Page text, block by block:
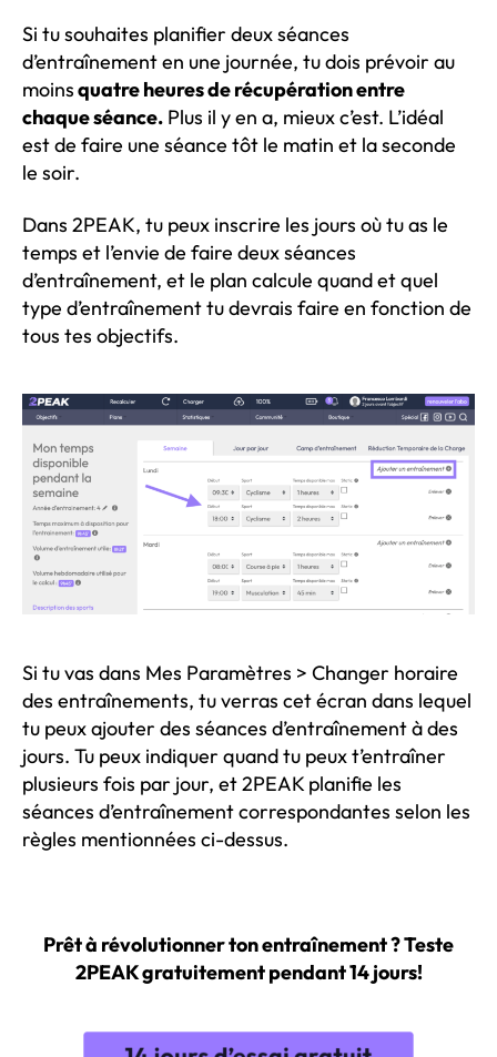
Si tu souhaites planifier deux séances
d’entraînement en une journée, tu dois prévoir au
moinsquatre heures de récupération entre
chaque séance. Plus il y en a, mieux c’est. L’idéal
est de faire une séance tôt le matin et la seconde
le soir.
Dans 2PEAK, tu peux inscrire les jours où tu as le
temps et l’envie de faire deux séances
d’entraînement, et le plan calcule quand et quel
type d’entraînement tu devrais faire en fonction de
tous tes objectifs.
Si tu vas dans Mes Paramètres > Changer horaire
des entraînements, tu verras cet écran dans lequel
tu peux ajouter des séances d’entraînement à des
jours. Tu peux indiquer quand tu peux t’entraîner
plusieurs fois par jour, et 2PEAK planifie les
séances d’entraînement correspondantes selon les
règles mentionnées ci-dessus.
Prêt à révolutionner ton entraînement ? Teste
2PEAK gratuitement pendant 14 jours!